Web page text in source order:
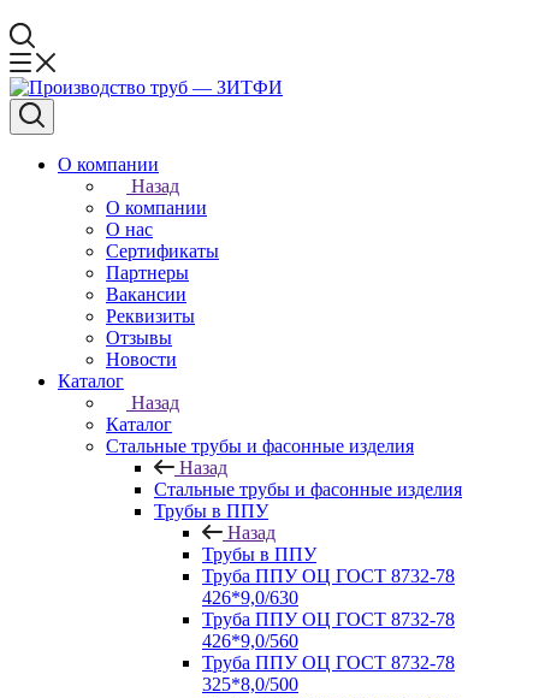
О компании
Назад
О компании
О нас
Сертификаты
Партнеры
Вакансии
Реквизиты
Отзывы
Новости
Каталог
Назад
Каталог
Стальные трубы и фасонные изделия
Назад
Стальные трубы и фасонные изделия
Трубы в ППУ
Назад
Трубы в ППУ
Труба ППУ ОЦ ГОСТ 8732-78
426*9,0/630
Труба ППУ ОЦ ГОСТ 8732-78
426*9,0/560
Труба ППУ ОЦ ГОСТ 8732-78
325*8,0/500